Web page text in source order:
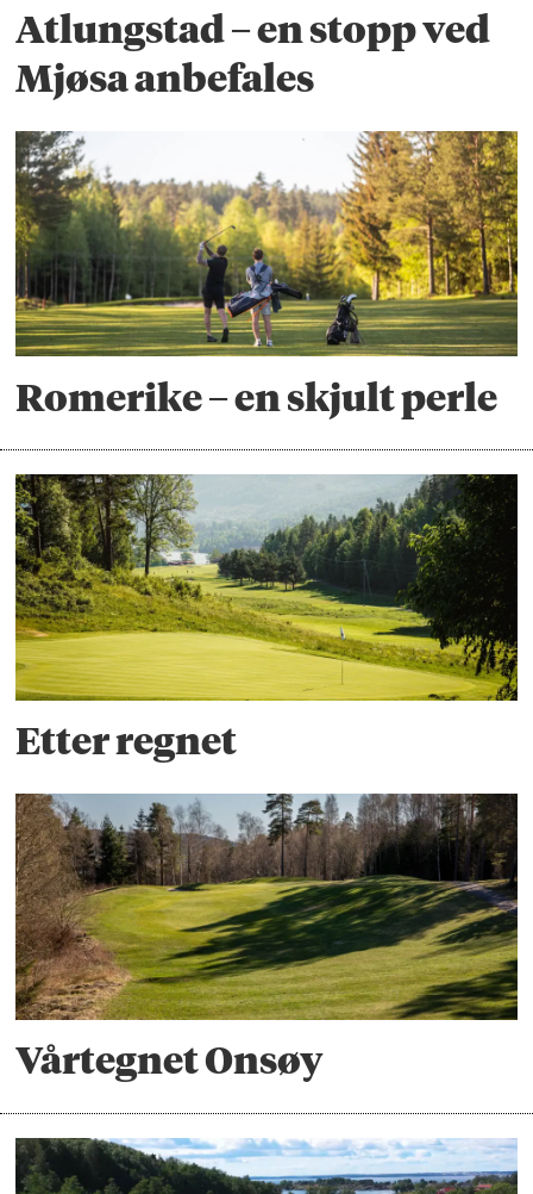
Atlungstad – en stopp ved
Mjøsa anbefales
Romerike – en skjult perle
Etter regnet
Vårtegnet Onsøy